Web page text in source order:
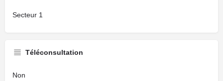
Secteur 1
Téléconsultation
Non